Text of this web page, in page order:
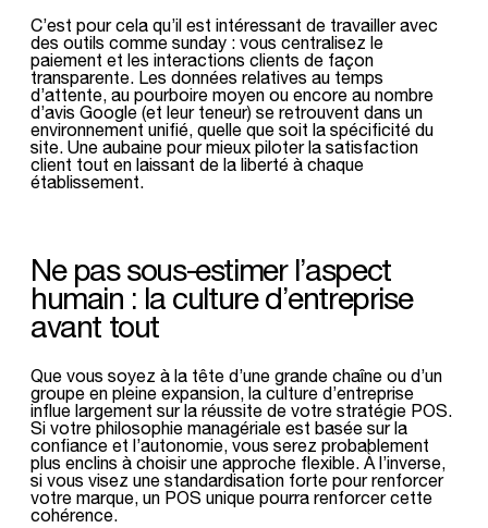
C’est pour cela qu’il est intéressant de travailler avec
des outils comme sunday : vous centralisez le
paiement et les interactions clients de façon
transparente. Les données relatives au temps
d’attente, au pourboire moyen ou encore au nombre
d’avis Google (et leur teneur) se retrouvent dans un
environnement unifié, quelle que soit la spécificité du
site. Une aubaine pour mieux piloter la satisfaction
client tout en laissant de la liberté à chaque
établissement.
Ne pas sous-estimer l’aspect
humain : la culture d’entreprise
avant tout
Que vous soyez à la tête d’une grande chaîne ou d’un
groupe en pleine expansion, la culture d’entreprise
influe largement sur la réussite de votre stratégie POS.
Si votre philosophie managériale est basée sur la
confiance et l’autonomie, vous serez probablement
plus enclins à choisir une approche flexible. À l’inverse,
si vous visez une standardisation forte pour renforcer
votre marque, un POS unique pourra renforcer cette
cohérence.